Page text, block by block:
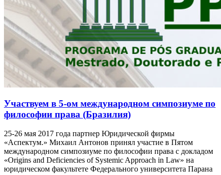
Участвуем в 5-ом международном симпозиуме по
философии права (Бразилия)
25-26 мая 2017 года партнер Юридической фирмы
«Аспектум.» Михаил Антонов принял участие в Пятом
международном симпозиуме по философии права с докладом
«Origins and Deficiencies of Systemic Approach in Law» на
юридическом факультете Федерального университета Парана